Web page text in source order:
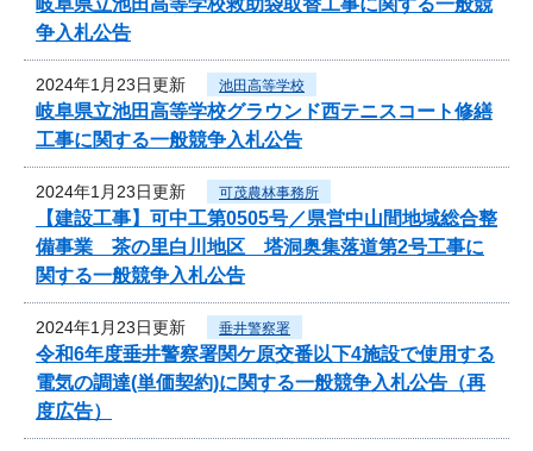
争入札公告
2024年1月23日更新 池田高等学校
岐阜県立池田高等学校グラウンド西テニスコート修繕
工事に関する一般競争入札公告
2024年1月23日更新 可茂農林事務所
【建設工事】可中工第0505号／県営中山間地域総合整
備事業 茶の里白川地区 塔洞奥集落道第2号工事に
関する一般競争入札公告
2024年1月23日更新 垂井警察署
令和6年度垂井警察署関ケ原交番以下4施設で使用する
電気の調達(単価契約)に関する一般競争入札公告（再
度広告）